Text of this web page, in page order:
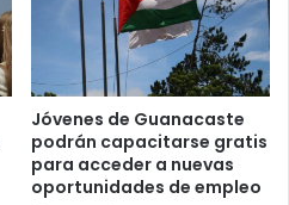
Jóvenes de Guanacaste
podrán capacitarse gratis
para acceder a nuevas
oportunidades de empleo